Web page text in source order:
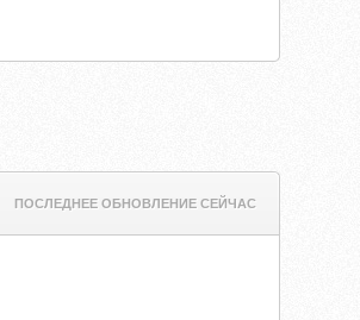
ПОСЛЕДНЕЕ ОБНОВЛЕНИЕ СЕЙЧАС